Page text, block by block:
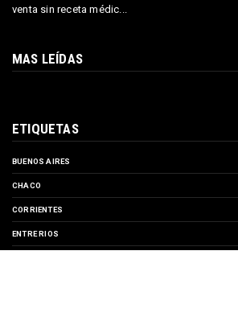
venta sin receta médic...
MAS LEÍDAS
ETIQUETAS
BUENOS AIRES
CHACO
CORRIENTES
ENTRE RIOS